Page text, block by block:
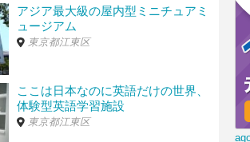
カード利用:不可
アジア最大級の屋内型ミニチュアミ
ュージアム
東京都江東区
ここは日本なのに英語だけの世界、
体験型英語学習施設
東京都江東区